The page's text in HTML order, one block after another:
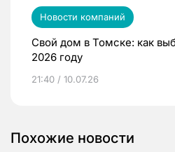
Новости компаний
Свой дом в Томске: как
2026 году
21:40 / 10.07.26
Похожие новости